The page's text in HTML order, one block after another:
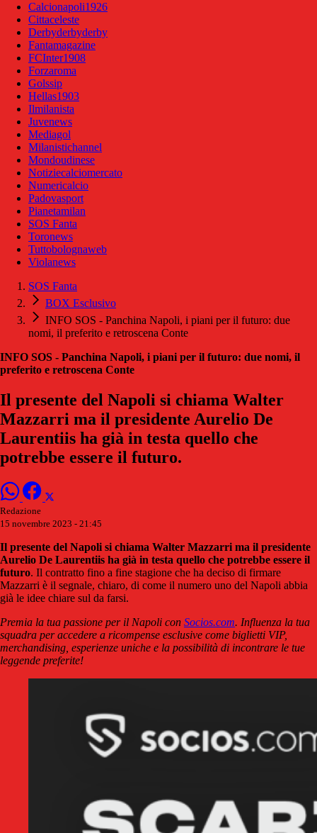
Calcionapoli1926
Cittaceleste
Derbyderbyderby
Fantamagazine
FCInter1908
Forzaroma
Golssip
Hellas1903
Ilmilanista
Juvenews
Mediagol
Milanistichannel
Mondoudinese
Notiziecalciomercato
Numericalcio
Padovasport
Pianetamilan
SOS Fanta
Toronews
Tuttobolognaweb
Violanews
SOS Fanta
BOX Esclusivo
INFO SOS - Panchina Napoli, i piani per il futuro: due
nomi, il preferito e retroscena Conte
INFO SOS - Panchina Napoli, i piani per il futuro: due nomi, il
preferito e retroscena Conte
Il presente del Napoli si chiama Walter
Mazzarri ma il presidente Aurelio De
Laurentiis ha già in testa quello che
potrebbe essere il futuro.
Redazione
15 novembre 2023 - 21:45
Il presente del Napoli si chiama Walter Mazzarri ma il presidente
Aurelio De Laurentiis ha già in testa quello che potrebbe essere il
futuro. Il contratto fino a fine stagione che ha deciso di firmare
Mazzarri è il segnale, chiaro, di come il numero uno del Napoli abbia
già le idee chiare sul da farsi.
Premia la tua passione per il Napoli con Socios.com. Influenza la tua
squadra per accedere a ricompense esclusive come biglietti VIP,
merchandising, esperienze uniche e la possibilità di incontrare le tue
leggende preferite!